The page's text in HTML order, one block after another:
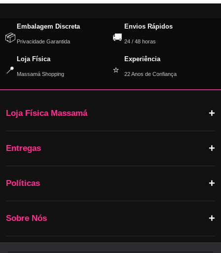
📦
Embalagem Discreta
Privacidade Garantida 🚚
Envios Rápidos
24 / 48 horas
📍
Loja Física
Massamá Shopping ⭐
Experiência
22 Anos de Confiança
Loja Física Massamá
Entregas
Políticas
Sobre Nós